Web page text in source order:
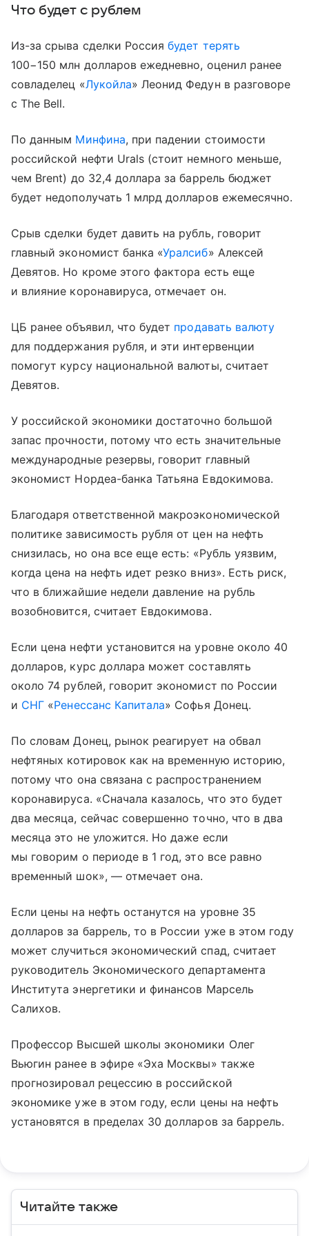
Что будет с рублем
Из-за срыва сделки Россиябудет терять
100−150 млн долларов ежедневно, оценил ранее
совладелец «Лукойла» Леонид Федун в разговоре
с The Bell.
По данным Минфина, при падении стоимости
российской нефти Urals (стоит немного меньше,
чем Brent) до 32,4 доллара за баррель бюджет
будет недополучать 1 млрд долларов ежемесячно.
Срыв сделки будет давить на рубль, говорит
главный экономист банка «Уралсиб» Алексей
Девятов. Но кроме этого фактора есть еще
и влияние коронавируса, отмечает он.
ЦБ ранее объявил, что будет продавать валюту
для поддержания рубля, и эти интервенции
помогут курсу национальной валюты, считает
Девятов.
У российской экономики достаточно большой
запас прочности, потому что есть значительные
международные резервы, говорит главный
экономист Нордеа-банка Татьяна Евдокимова.
Благодаря ответственной макроэкономической
политике зависимость рубля от цен на нефть
снизилась, но она все еще есть: «Рубль уязвим,
когда цена на нефть идет резко вниз». Есть риск,
что в ближайшие недели давление на рубль
возобновится, считает Евдокимова.
Если цена нефти установится на уровне около 40
долларов, курс доллара может составлять
около 74 рублей, говорит экономист по России
и СНГ «Ренессанс Капитала» Софья Донец.
По словам Донец, рынок реагирует на обвал
нефтяных котировок как на временную историю,
потому что она связана с распространением
коронавируса. «Сначала казалось, что это будет
два месяца, сейчас совершенно точно, что в два
месяца это не уложится. Но даже если
мы говорим о периоде в 1 год, это все равно
временный шок», — отмечает она.
Если цены на нефть останутся на уровне 35
долларов за баррель, то в России уже в этом году
может случиться экономический спад, считает
руководитель Экономического департамента
Института энергетики и финансов Марсель
Салихов.
Профессор Высшей школы экономики Олег
Вьюгин ранее в эфире «Эха Москвы» также
прогнозировал рецессию в российской
экономике уже в этом году, если цены на нефть
установятся в пределах 30 долларов за баррель.
Читайте также